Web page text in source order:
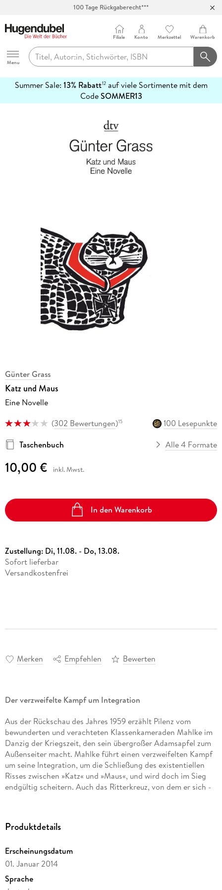
100 Tage Rückgaberecht***
Hugendubel
Menu
Filiale Konto Merkzettel Warenkorb
Summer Sale: 13% Rabatt12auf viele Sortimente mit dem
CodeSOMMER13
erfahren
Günter Grass
Katz und Maus
Eine Novelle
(302 Bewertungen)15
100 Lesepunkte
Taschenbuch
Alle 4 Formate
10,00 € inkl. Mwst.
In den Warenkorb
Zustellung: Di, 11.08. - Do, 13.08.
Sofort lieferbar
Versandkostenfrei
Merken Empfehlen Bewerten
Der verzweifelte Kampf um Integration
Aus der Rückschau des Jahres 1959 erzählt Pilenz vom
bewunderten und verachteten Klassenkameraden Mahlke im
Danzig der Kriegszeit, den sein übergroßer Adamsapfel zum
Außenseiter macht. Mahlke führt einen verzweifelten Kampf
um seine Integration, um die Schließung des existentiellen
Risses zwischen »Katz« und »Maus«, und wird doch im Sieg
endgültig scheitern. Auch das Ritterkreuz, von dem er sich -
»Die große Danzig-Saga, als deren zweites, aber gewiß nicht
nach dem verlorenen Raum. Unerreichbar und
unerschöpflich, doch deutlich wie Vineta in der Flut, liegt
Danzig auf dem Grund dieser Prosa da. « Hans Magnus
Enzensberger
Produktdetails
Erscheinungsdatum
01. Januar 2014
Sprache